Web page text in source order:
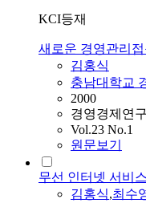
KCI등재
새로운 경영관리
김홍식
충남대학교
2000
경영경제연구
Vol.23 No.1
원문보기
무선 인터넷 서비
김홍식,최수